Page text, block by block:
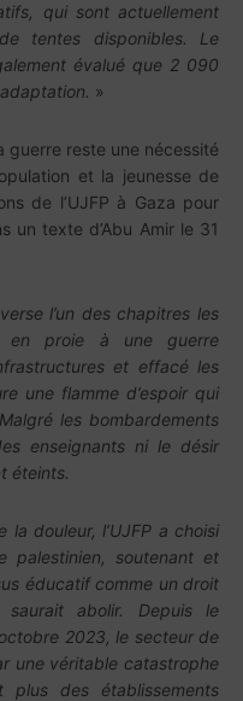
qui sont actuellement
tentes disponibles. Le
évalué que 2 090
»
guerre reste une nécessité
et la jeunesse de
de l’UJFP à Gaza pour
un texte d’Abu Amir le 31
l’un des chapitres les
en proie à une guerre
et effacé les
une flamme d’espoir qui
les bombardements
enseignants ni le désir
éteints.
douleur, l’UJFP a choisi
soutenant et
éducatif comme un droit
abolir. Depuis le
2023, le secteur de
une véritable catastrophe
plus des établissements